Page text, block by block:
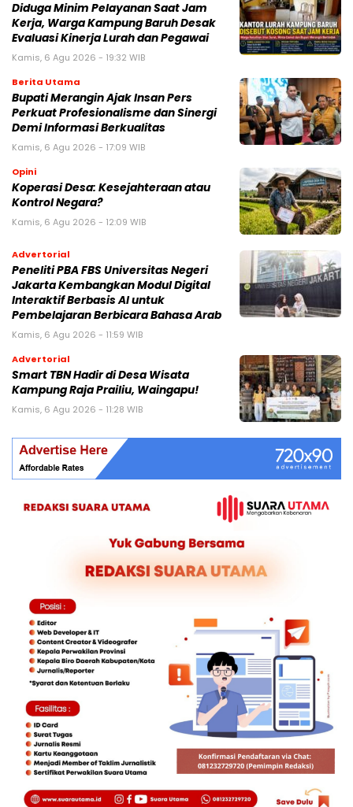
Diduga Minim Pelayanan Saat Jam
Kerja, Warga Kampung Baruh Desak
Evaluasi Kinerja Lurah dan Pegawai
Kamis, 6 Agu 2026 - 19:32 WIB
Berita Utama
Bupati Merangin Ajak Insan Pers
Perkuat Profesionalisme dan Sinergi
Demi Informasi Berkualitas
Kamis, 6 Agu 2026 - 17:09 WIB
Opini
Koperasi Desa: Kesejahteraan atau
Kontrol Negara?
Kamis, 6 Agu 2026 - 12:09 WIB
Advertorial
Peneliti PBA FBS Universitas Negeri
Jakarta Kembangkan Modul Digital
Interaktif Berbasis AI untuk
Pembelajaran Berbicara Bahasa Arab
Kamis, 6 Agu 2026 - 11:59 WIB
Advertorial
Smart TBN Hadir di Desa Wisata
Kampung Raja Prailiu, Waingapu!
Kamis, 6 Agu 2026 - 11:28 WIB